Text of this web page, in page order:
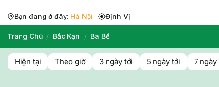
Bạn đang ở đây: Hà Nội Định Vị
Trang Chủ / Bắc Kạn / Ba Bể
Hiện tại Theo giờ 3 ngày tới 5 ngày tới 7 ngày